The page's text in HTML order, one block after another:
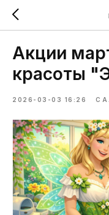
Акции
красоты
2026-03-03 16:26